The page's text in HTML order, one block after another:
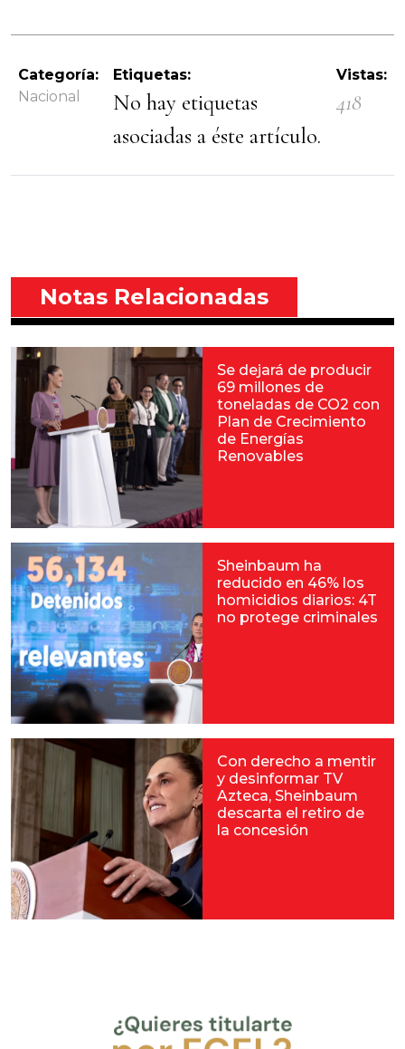
Categoría:
Nacional
Etiquetas:
No hay etiquetas
asociadas a éste artículo.
Vistas:
418
Notas Relacionadas
Se dejará de producir
69 millones de
toneladas de CO2 con
Plan de Crecimiento
de Energías
Renovables
Sheinbaum ha
reducido en 46% los
homicidios diarios: 4T
no protege criminales
Con derecho a mentir
y desinformar TV
Azteca, Sheinbaum
descarta el retiro de
la concesión